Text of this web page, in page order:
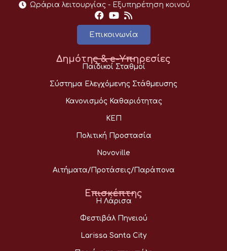
Ωράρια λειτουργίας - Eξυπηρέτηση κοινού
Επικοινωνία
Δημότης & e-Υπηρεσίες
Παιδικοί Σταθμοί
Σύστημα Ελεγχόμενης Στάθμευσης
Κανονισμός Καθαριότητας
ΚΕΠ
Πολιτική Προστασία
Novoville
Αιτήματα/Προτάσεις/Παράπονα
Επισκέπτης
Η Λάρισα
Φεστιβάλ Πηνειού
Larissa Santa City